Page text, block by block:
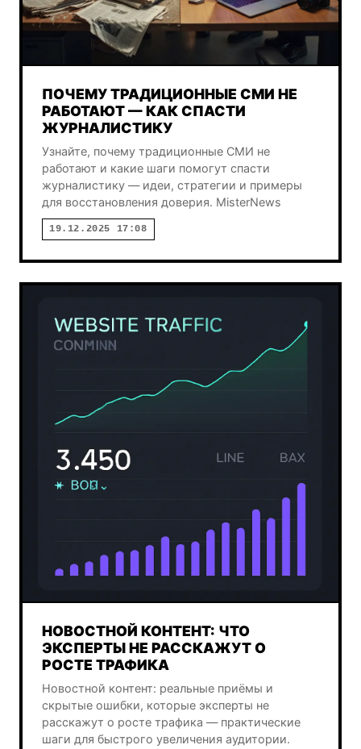
ПОЧЕМУ ТРАДИЦИОННЫЕ СМИ НЕ
РАБОТАЮТ — КАК СПАСТИ
ЖУРНАЛИСТИКУ
Узнайте, почему традиционные СМИ не
работают и какие шаги помогут спасти
журналистику — идеи, стратегии и примеры
для восстановления доверия. MisterNews
19.12.2025 17:08
НОВОСТНОЙ КОНТЕНТ: ЧТО
ЭКСПЕРТЫ НЕ РАССКАЖУТ О
РОСТЕ ТРАФИКА
Новостной контент: реальные приёмы и
скрытые ошибки, которые эксперты не
расскажут о росте трафика — практические
шаги для быстрого увеличения аудитории.